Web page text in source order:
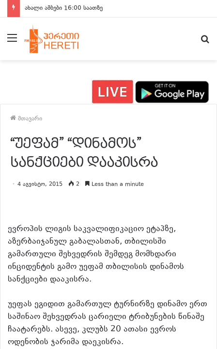
ახალი ამბები 16:00 საათზე
მენიუ
მთავარი
“უეფამ” “დინამოს”
სანქციები დააკისრა
4 აგვისტო, 2015 2 Less than a minute
ევროპის ლიგის საკვალიფიკაციო ეტაპზე,
აზერბაიჯანულ გაბალასთან, თბილისში
გამართული შეხვედრის შემდეგ მომხდარი
ინციდენტის გამო უეფამ თბილისის დინამოს
სანქციები დააკისრა.
უეფას ეგიდით გამართულ ტურნირზე დინამო ერთ
საშინაო შეხვედრას ცარიელი ტრიბუნების წინაშე
ჩაატარებს. ასევე, კლუბს 20 ათასი ევროს
ოდენობის ჯარიმა დაეკისრა.